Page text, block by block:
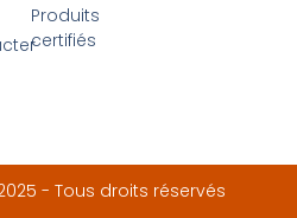
Produits
certifiés
- Tous droits réservés